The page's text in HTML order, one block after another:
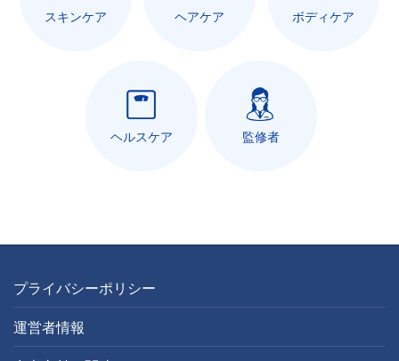
スキンケア ヘアケア ボディケア
ヘルスケア 監修者
プライバシーポリシー
運営者情報